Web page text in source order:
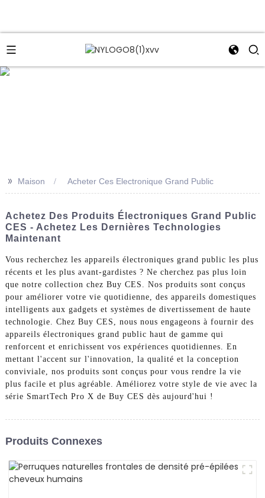
>> Maison Acheter Ces Electronique Grand Public
Achetez Des Produits Électroniques Grand Public
CES - Achetez Les Dernières Technologies
Maintenant
Vous recherchez les appareils électroniques grand public les plus
récents et les plus avant-gardistes ? Ne cherchez pas plus loin
que notre collection chez Buy CES. Nos produits sont conçus
pour améliorer votre vie quotidienne, des appareils domestiques
intelligents aux gadgets et systèmes de divertissement de haute
technologie. Chez Buy CES, nous nous engageons à fournir des
appareils électroniques grand public haut de gamme qui
renforcent et enrichissent vos expériences quotidiennes. En
mettant l'accent sur l'innovation, la qualité et la conception
conviviale, nos produits sont conçus pour vous rendre la vie
plus facile et plus agréable. Améliorez votre style de vie avec la
série SmartTech Pro X de Buy CES dès aujourd'hui !
Produits Connexes